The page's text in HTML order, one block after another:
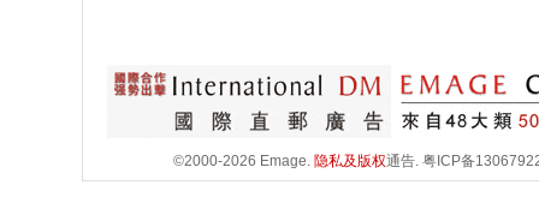
©2000-2026 Emage. 隐私及版权通告. 粤ICP备